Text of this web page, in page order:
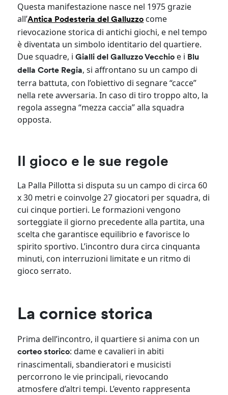
Questa manifestazione nasce nel 1975 grazie
all’Antica Podesteria del Galluzzo come
rievocazione storica di antichi giochi, e nel tempo
è diventata un simbolo identitario del quartiere.
Due squadre, iGialli del Galluzzo Vecchio e i Blu
della Corte Regia, si affrontano su un campo di
terra battuta, con l’obiettivo di segnare “cacce”
nella rete avversaria. In caso di tiro troppo alto, la
regola assegna “mezza caccia” alla squadra
opposta.
Il gioco e le sue regole
La Palla Pillotta si disputa su un campo di circa 60
x 30 metri e coinvolge 27 giocatori per squadra, di
cui cinque portieri. Le formazioni vengono
sorteggiate il giorno precedente alla partita, una
scelta che garantisce equilibrio e favorisce lo
spirito sportivo. L’incontro dura circa cinquanta
minuti, con interruzioni limitate e un ritmo di
gioco serrato.
La cornice storica
Prima dell’incontro, il quartiere si anima con un
corteo storico: dame e cavalieri in abiti
rinascimentali, sbandieratori e musicisti
percorrono le vie principali, rievocando
atmosfere d’altri tempi. L’evento rappresenta